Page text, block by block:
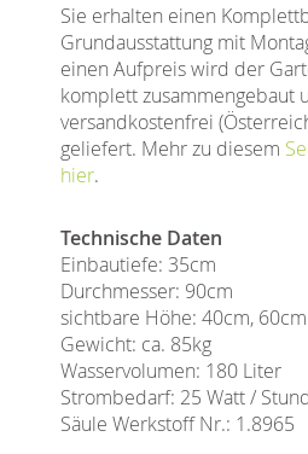
Sie erhalten einen
Grundausstattung mit
einen Aufpreis wird der
komplett zusammengebaut
versandkostenfrei
geliefert. Mehr zu diesem
hier.
Technische Daten
Einbautiefe: 35cm
Durchmesser: 90cm
sichtbare Höhe: 40cm,
Gewicht: ca. 85kg
Wasservolumen: 180 Liter
Strombedarf: 25 Watt /
Säule Werkstoff Nr.: 1.8965